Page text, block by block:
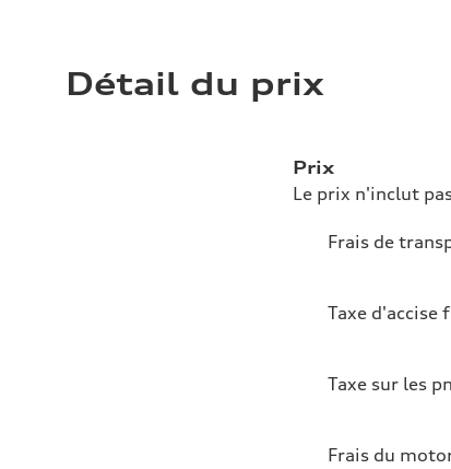
Détail du prix
Prix
Le prix n'inclut
Frais de
Taxe d'accise
Taxe sur les
Frais du